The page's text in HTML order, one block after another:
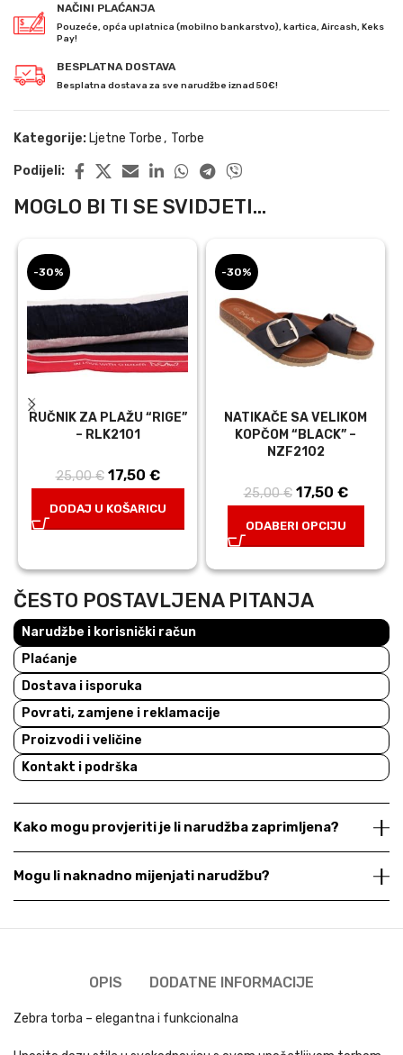
NAČINI PLAĆANJA
Pouzeće, opća uplatnica (mobilno bankarstvo), kartica, Aircash, Keks
Pay!
BESPLATNA DOSTAVA
Besplatna dostava za sve narudžbe iznad 50€!
Kategorije: Ljetne Torbe, Torbe
Podijeli:
MOGLO BI TI SE SVIDJETI...
-30%
RUČNIK ZA PLAŽU “RIGE”
– RLK2101
25,00€
Izvorna
25,00 €.
17,50 €Trenutna
17,50 €.
DODAJ U KOŠARICU
-30%
NATIKAČE SA VELIKOM
KOPČOM “BLACK” –
NZF2102
25,00€
Izvorna
25,00 €.
17,50 €
ODABERI OPCIJU
ČESTO POSTAVLJENA PITANJA
Narudžbe i korisnički račun
Plaćanje
Dostava i isporuka
Povrati, zamjene i reklamacije
Proizvodi i veličine
Kontakt i podrška
Kako mogu provjeriti je li narudžba zaprimljena?
Mogu li naknadno mijenjati narudžbu?
OPIS DODATNE INFORMACIJE
Zebra torba – elegantna i funkcionalna